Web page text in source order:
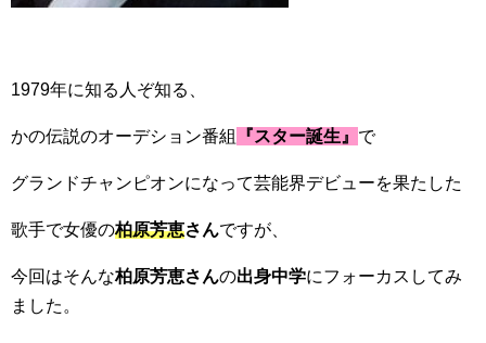
1979年に知る人ぞ知る、
かの伝説のオーデション番組 『スター誕生』 で
グランドチャンピオンになって芸能界デビューを果たした
歌手で女優の柏原芳恵さんですが、
今回はそんな柏原芳恵さんの出身中学にフォーカスしてみ
ました。